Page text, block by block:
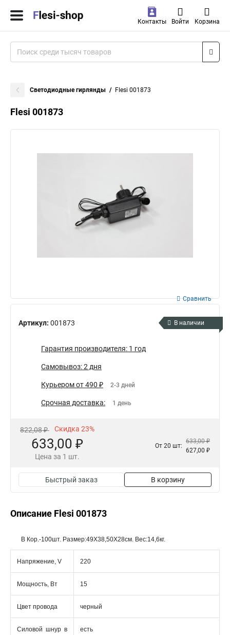
Контакты Войти Корзина
Светодиодные гирлянды Flesi 001873
Flesi 001873
Артикул: 001873
Сравнить
В наличии
Гарантия производителя: 1 год
Самовывоз: 2 дня
Курьером от 490 ₽ 2-3 дней
Срочная доставка: 1 день
822,08 ₽ Скидка 23%
633,00 ₽
Цена за 1 шт.
От 20 шт:
633,00 ₽
627,00 ₽
Быстрый заказ В корзину
Описание Flesi 001873
В Кор.-100шт. Размер:49Х38,50Х28см. Вес:14,6кг.
Напряжение, V 220
Мощность, Вт 15
Цвет провода черный
Силовой шнур в
есть